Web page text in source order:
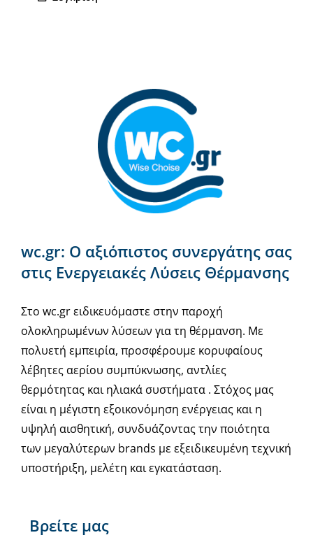
Βρείτε μας
wc.gr: Ο αξιόπιστος συνεργάτης σας
στις Ενεργειακές Λύσεις Θέρμανσης
Στο wc.gr ειδικευόμαστε στην παροχή
ολοκληρωμένων λύσεων για τη θέρμανση. Με
πολυετή εμπειρία, προσφέρουμε κορυφαίους
λέβητες αερίου συμπύκνωσης, αντλίες
θερμότητας και ηλιακά συστήματα . Στόχος μας
είναι η μέγιστη εξοικονόμηση ενέργειας και η
υψηλή αισθητική, συνδυάζοντας την ποιότητα
των μεγαλύτερων brands με εξειδικευμένη τεχνική
υποστήριξη, μελέτη και εγκατάσταση.